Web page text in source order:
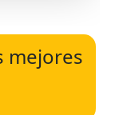
mejores